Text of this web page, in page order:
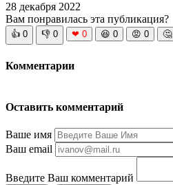
28 декабря 2022
Вам понравилась эта публикация?
👍 0 👎 0 ❤ 0 😆 0 😡 0 🤔
Комментарии
Оставить комментарий
Ваше имя
Ваш email
Введите Ваш комментарий